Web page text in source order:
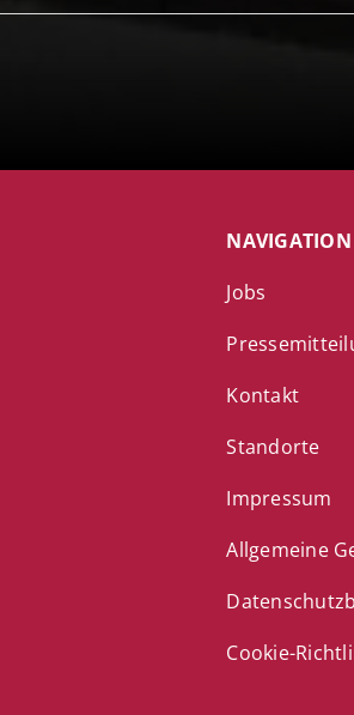
NAVIGATION
Jobs
Kontakt
Standorte
Impressum
Allgemeine
Cookie-